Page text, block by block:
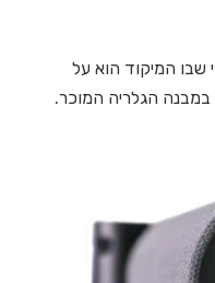
שבו המיקוד הוא על
במבנה הגלריה המוכר.